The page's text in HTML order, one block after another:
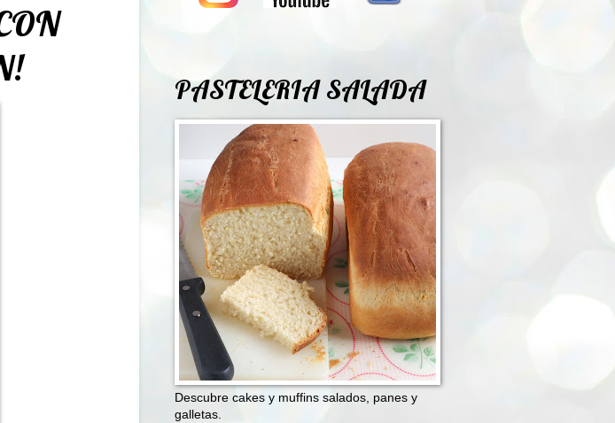
PASTELERIA SALADA
Descubre cakes y muffins salados, panes y
galletas.